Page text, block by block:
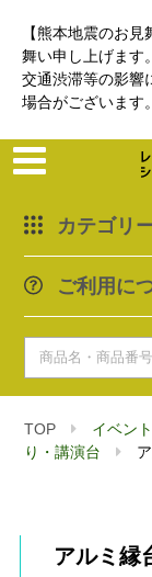
【熊本地震のお
舞い申し上げま
交通渋滞等の影響
場合がございます
カテゴリ
ご利用に
TOP イベン
り・講演台
アルミ縁